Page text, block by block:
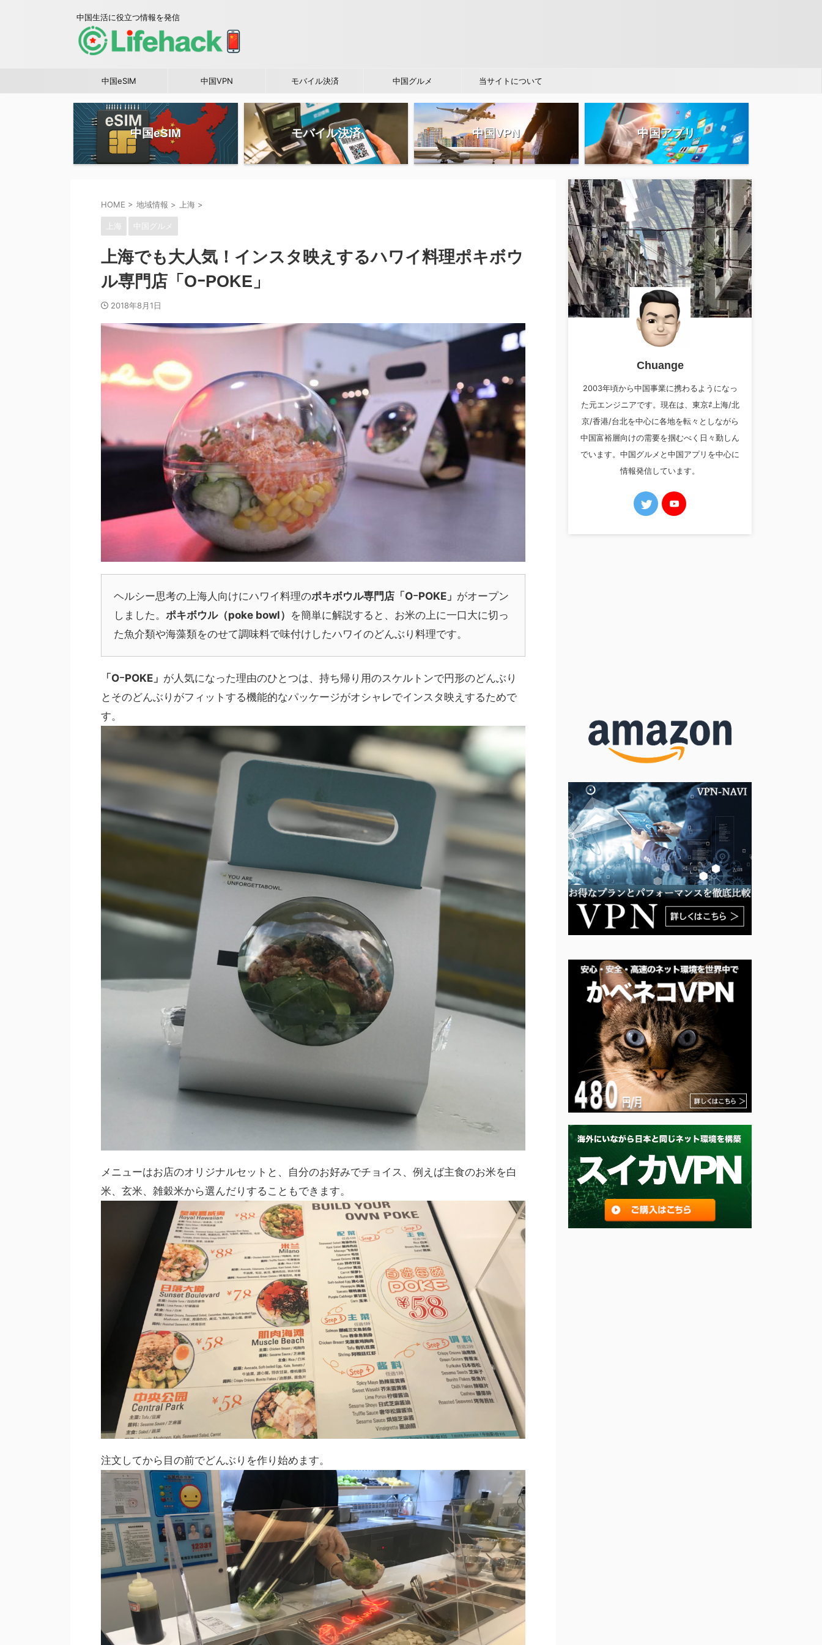
中国生活に役立つ情報を発信
中国eSIM 中国VPN モバイル決済 中国グルメ 当サイトについて
中国eSIM モバイル決済 中国VPN 中国アプリ
HOME > 地域情報 > 上海 >
上海 中国グルメ
上海でも大人気！インスタ映えするハワイ料理ポキボウ
ル専門店「OｰPOKE」
2018年8月1日
ヘルシー思考の上海人向けにハワイ料理のポキボウル専門店「OｰPOKE」 がオープン
しました。 ポキボウル（poke bowl） を簡単に解説すると、お米の上に一口大に切っ
た魚介類や海藻類をのせて調味料で味付けしたハワイのどんぶり料理です。
「OｰPOKE」 が人気になった理由のひとつは、持ち帰り用のスケルトンで円形のどんぶり
とそのどんぶりがフィットする機能的なパッケージがオシャレでインスタ映えするためで
す。
メニューはお店のオリジナルセットと、自分のお好みでチョイス、例えば主食のお米を白
米、玄米、雑穀米から選んだりすることもできます。
注文してから目の前でどんぶりを作り始めます。
Chuange
2003年頃から中国事業に携わるようになっ
た元エンジニアです。現在は、東京⇄上海/北
京/香港/台北を中心に各地を転々としながら
中国富裕層向けの需要を掴むべく日々勤しん
でいます。中国グルメと中国アプリを中心に
情報発信しています。